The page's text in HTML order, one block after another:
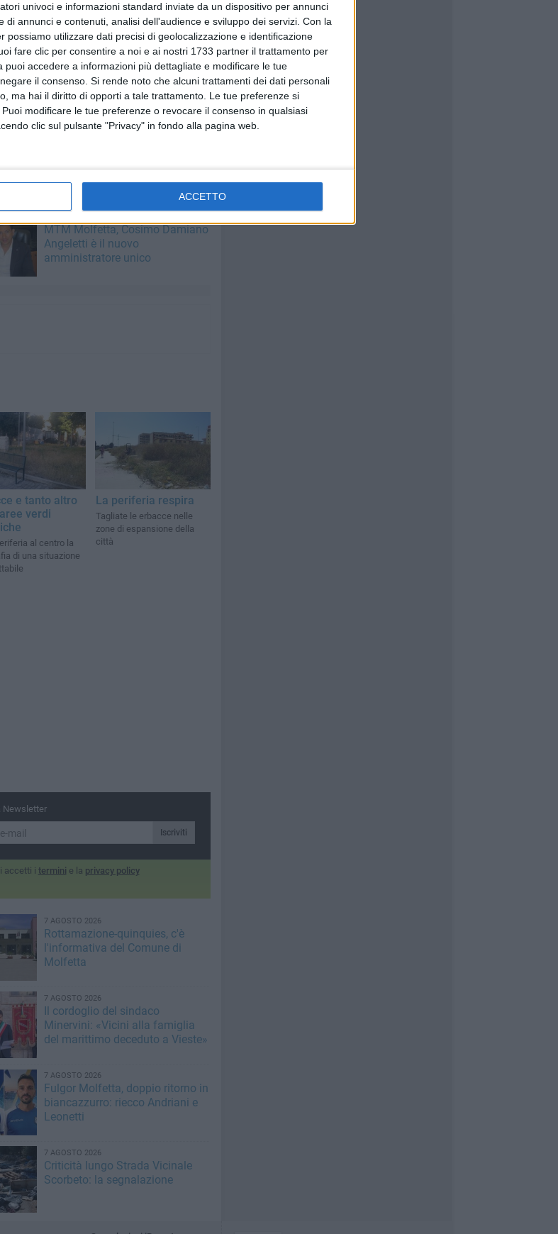
univoci e informazioni standard inviate da un dispositivo per annunci
annunci e contenuti, analisi dell'audience e sviluppo dei servizi. Con la
possiamo utilizzare dati precisi di geolocalizzazione e identificazione
fare clic per consentire a noi e ai nostri 1733 partner il trattamento per
puoi accedere a informazioni più dettagliate e modificare le tue
il consenso. Si rende noto che alcuni trattamenti dei dati personali
ma hai il diritto di opporti a tale trattamento. Le tue preferenze si
modificare le tue preferenze o revocare il consenso in qualsiasi
clic sul pulsante "Privacy" in fondo alla pagina web.
ACCETTO
MTM Molfetta, Cosimo Damiano
Angeletti è il nuovo
amministratore unico
e tanto altro
verdi
al centro la
di una situazione
La periferia respira
Tagliate le erbacce nelle
zone di espansione della
città
Newsletter
Iscriviti
accetti i termini e la privacy policy
7 AGOSTO 2026
Rottamazione-quinquies, c'è
l'informativa del Comune di
Molfetta
7 AGOSTO 2026
Il cordoglio del sindaco
Minervini: «Vicini alla famiglia
del marittimo deceduto a Vieste»
7 AGOSTO 2026
Fulgor Molfetta, doppio ritorno in
biancazzurro: riecco Andriani e
Leonetti
7 AGOSTO 2026
Criticità lungo Strada Vicinale
Scorbeto: la segnalazione